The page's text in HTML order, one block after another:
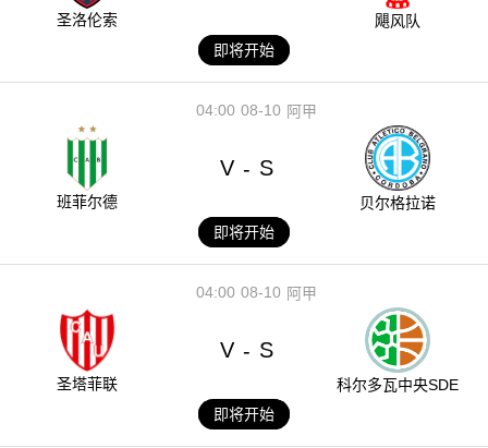
圣洛伦索
飓风队
即将开始
08-10
04:00 阿甲
班菲尔德
V - S
贝尔格拉诺
即将开始
08-10
04:00 阿甲
圣塔菲联
V - S
科尔多瓦中央SDE
即将开始